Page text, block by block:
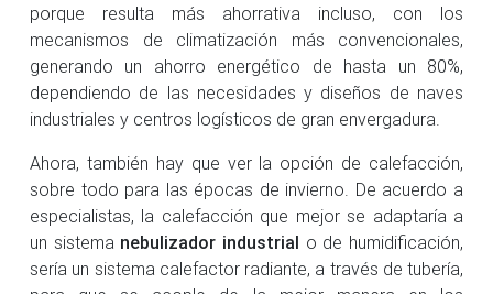
porque resulta más ahorrativa incluso, con los
mecanismos de climatización más convencionales,
generando un ahorro energético de hasta un 80%,
dependiendo de las necesidades y diseños de naves
industriales y centros logísticos de gran envergadura.
Ahora, también hay que ver la opción de calefacción,
sobre todo para las épocas de invierno. De acuerdo a
especialistas, la calefacción que mejor se adaptaría a
un sistema nebulizador industrial o de humidificación,
sería un sistema calefactor radiante, a través de tubería,